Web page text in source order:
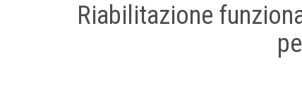
Riabilitazione